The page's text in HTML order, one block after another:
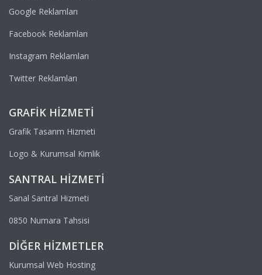
Google Reklamları
Facebook Reklamları
Instagram Reklamları
Twitter Reklamları
GRAFIK HIZMETI
Grafik Tasarım Hizmeti
Logo & Kurumsal Kimlik
SANTRAL HIZMETI
Sanal Santral Hizmeti
0850 Numara Tahsisi
DIĞER HIZMETLER
Kurumsal Web Hosting